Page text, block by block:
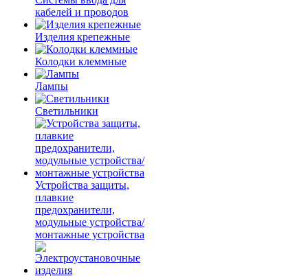
кабелей и проводов
Изделия крепежные
Колодки клеммные
Лампы
Светильники
Устройства защиты,
плавкие
предохранители,
модульные устройства/
монтажные устройства